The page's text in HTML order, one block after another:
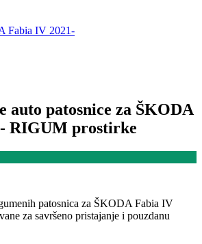
Fabia IV 2021-
auto patosnice za ŠKODA
RIGUM prostirke
patosnica za ŠKODA Fabia IV
za savršeno pristajanje i pouzdanu